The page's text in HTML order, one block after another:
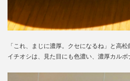
「これ、まじに濃厚。クセになるね」と高松
イチオシは、見た目にも色濃い、濃厚カルボ